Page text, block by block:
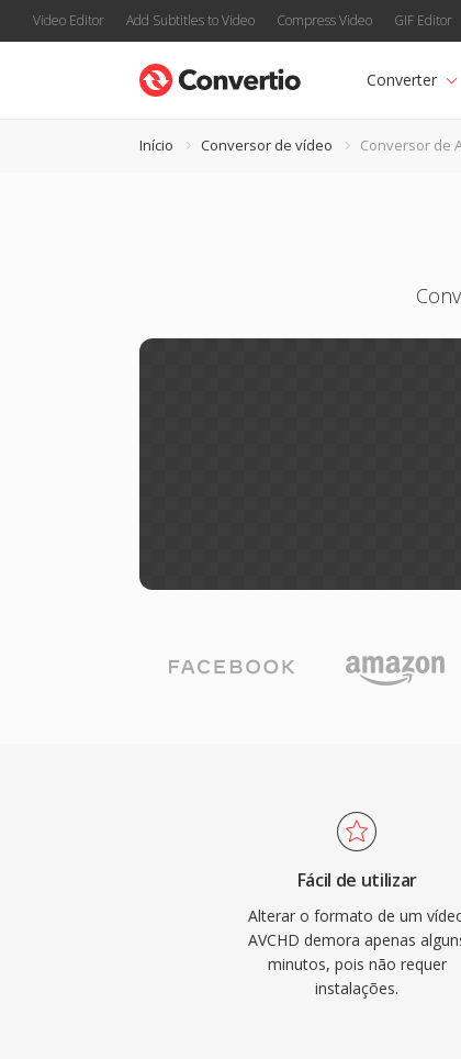
Video Editor Add Subtitles to Video Compress Video GIF Editor
Converter
Início Conversor de vídeo Conversor de
Fácil de utilizar
Alterar o formato de um
AVCHD demora apenas
minutos, pois não requer
instalações.